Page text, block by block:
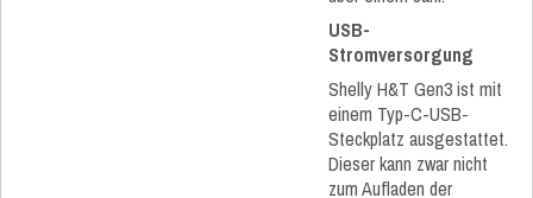
USB-
Stromversorgung
Shelly H&T Gen3 ist mit
einem Typ-C-USB-
Steckplatz ausgestattet.
Dieser kann zwar nicht
zum Aufladen der